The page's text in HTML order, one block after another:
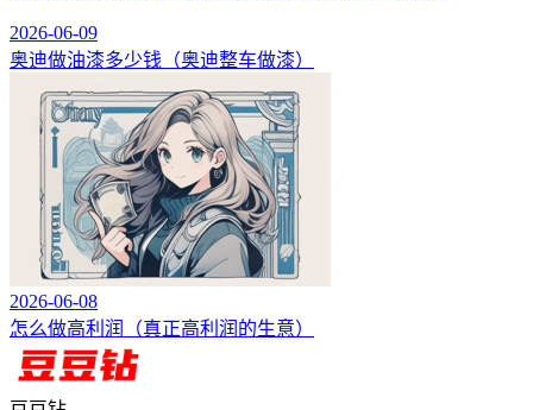
2026-06-09
奥迪做油漆多少钱（奥迪整车做漆）
2026-06-08
怎么做高利润（真正高利润的生意）